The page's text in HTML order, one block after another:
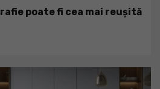
poate fi cea mai reușită